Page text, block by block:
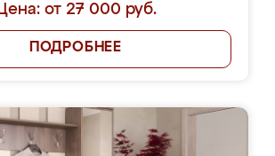
от 27 000 руб.
ПОДРОБНЕЕ